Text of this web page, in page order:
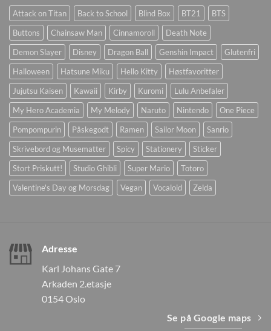
Attack on Titan Back to School Blind Box BT21
BTS
Buttons
Chainsaw Man Cinnamoroll
Death Note
Demon Slayer
Disney Dragon Ball Genshin Impact
Glutenfri
Halloween
Hatsune Miku Hello Kitty
Høstfavoritter
Jujutsu Kaisen
Kawaii Kirby Kuromi
Lulu Anbefaler
My Hero Academia
My Melody Naruto Nintendo
One Piece
Pompompurin
Påskegodt Ramen Sailor Moon
Sanrio
Skrivebord og Musematter
Spicy Stationery
Sticker
Stort Priskutt!
Studio Ghibli Super Mario
Totoro
Valentine's Day og Morsdag
Vegan Vocaloid Zelda
Adresse
Karl Johans Gate 7
Arkaden 2.etasje
0154 Oslo
Se på Google maps